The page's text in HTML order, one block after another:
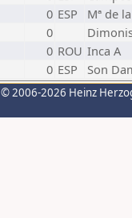
0 ESP
Mª de
0
0 ROU Inca A
0 ESP Son
© 2006-2026 Heinz